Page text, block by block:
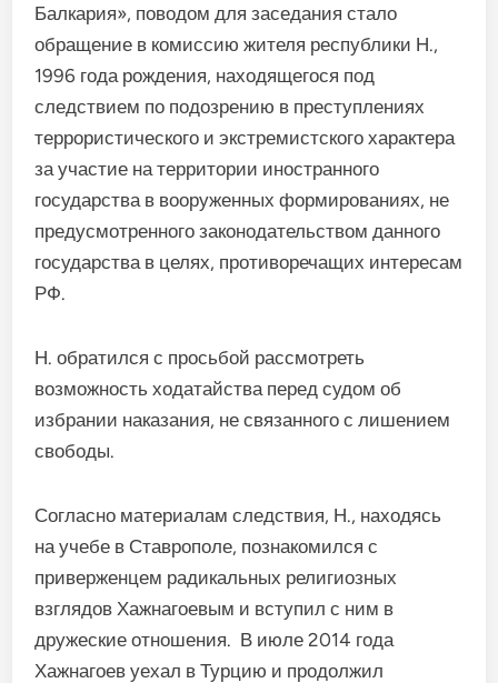
Балкария», поводом для заседания стало
обращение в комиссию жителя республики Н.,
1996 года рождения, находящегося под
следствием по подозрению в преступлениях
террористического и экстремистского характера
за участие на территории иностранного
государства в вооруженных формированиях, не
предусмотренного законодательством данного
государства в целях, противоречащих интересам
РФ.
Н. обратился с просьбой рассмотреть
возможность ходатайства перед судом об
избрании наказания, не связанного с лишением
свободы.
Согласно материалам следствия, Н., находясь
на учебе в Ставрополе, познакомился с
приверженцем радикальных религиозных
взглядов Хажнагоевым и вступил с ним в
дружеские отношения. В июле 2014 года
Хажнагоев уехал в Турцию и продолжил